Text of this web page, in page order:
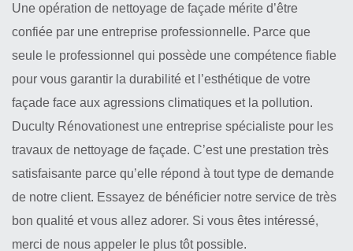
Une opération de nettoyage de façade mérite d’être
confiée par une entreprise professionnelle. Parce que
seule le professionnel qui possède une compétence fiable
pour vous garantir la durabilité et l’esthétique de votre
façade face aux agressions climatiques et la pollution.
Duculty Rénovationest une entreprise spécialiste pour les
travaux de nettoyage de façade. C’est une prestation très
satisfaisante parce qu’elle répond à tout type de demande
de notre client. Essayez de bénéficier notre service de très
bon qualité et vous allez adorer. Si vous êtes intéressé,
merci de nous appeler le plus tôt possible.